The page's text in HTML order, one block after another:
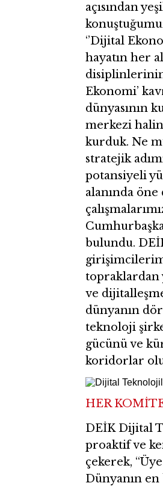
açısından
‘’Dijital
hayatın her
disiplinlerinin
Ekonomi’
dünyasının
merkezi
kurduk. Ne
stratejik
potansiyeli
alanında
bulundu.
topraklardan
ve
dünyanın
teknoloji
gücünü ve
koridorlar
HER
DEİK Dijital
proaktif ve
çekerek,
Dünyanın